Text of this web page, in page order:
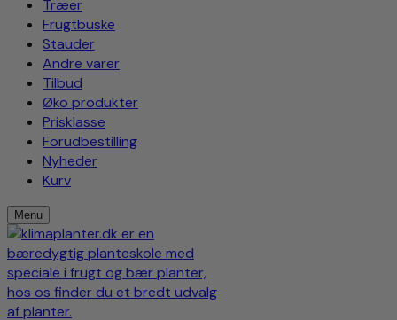
Træer
Frugtbuske
Stauder
Andre varer
Tilbud
Øko produkter
Prisklasse
Forudbestilling
Nyheder
Kurv
Menu